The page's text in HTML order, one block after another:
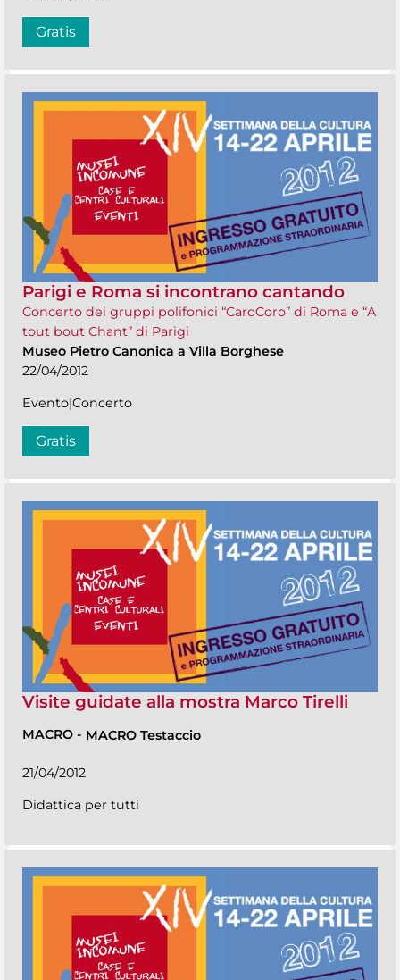
Gratis
Parigi e Roma si incontrano cantando
Concerto dei gruppi polifonici “CaroCoro” di Roma e “A
tout bout Chant” di Parigi
Museo Pietro Canonica a Villa Borghese
22/04/2012
Evento|Concerto
Gratis
Visite guidate alla mostra Marco Tirelli
MACRO - MACRO Testaccio
21/04/2012
Didattica per tutti